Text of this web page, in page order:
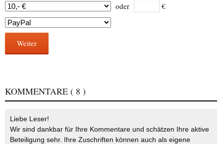
oder €
Weiter
KOMMENTARE ( 8 )
Liebe Leser!
Wir sind dankbar für Ihre Kommentare und schätzen Ihre aktive
Beteiligung sehr. Ihre Zuschriften können auch als eigene